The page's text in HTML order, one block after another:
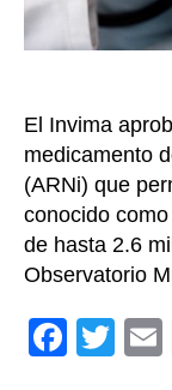
El Invima
medicamento
(ARNi) que
conocido
de hasta 2.6
Observatorio
F
T